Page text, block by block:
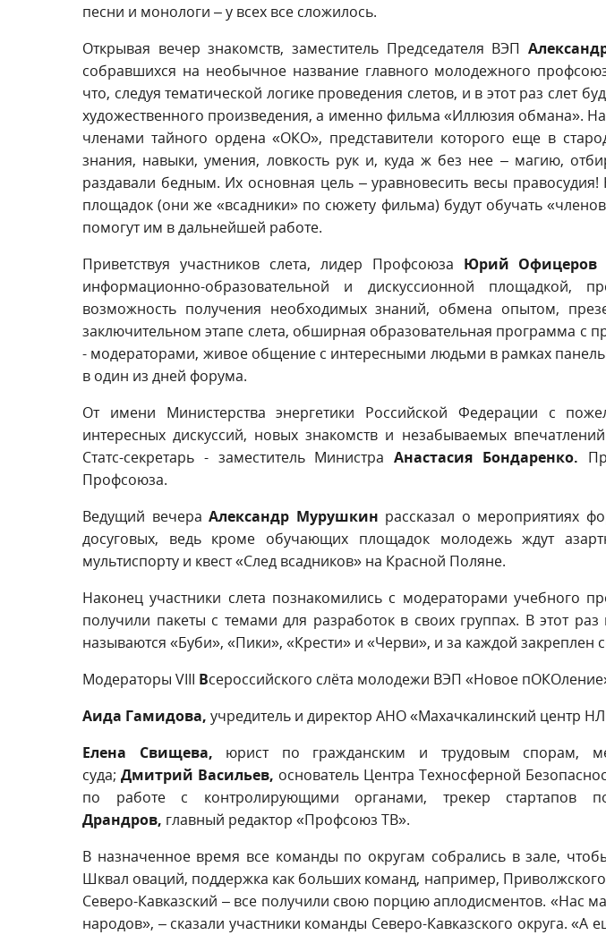
песни и монологи – у всех все сложилось.
Открывая вечер знакомств, заместитель Председателя ВЭП
собравшихся на необычное название главного молодежного
что, следуя тематической логике проведения слетов, и в этот раз слет
художественного произведения, а именно фильма «Иллюзия обмана». На
членами тайного ордена «ОКО», представители которого еще в
знания, навыки, умения, ловкость рук и, куда ж без нее – магию,
раздавали бедным. Их основная цель – уравновесить весы
площадок (они же «всадники» по сюжету фильма) будут обучать
помогут им в дальнейшей работе.
Приветствуя участников слета, лидер Профсоюза Юрий Офицеров
информационно-образовательной и дискуссионной площадкой,
возможность получения необходимых знаний, обмена опытом,
заключительном этапе слета, обширная образовательная программа с
- модераторами, живое общение с интересными людьми в рамках
в один из дней форума.
От имени Министерства энергетики Российской Федерации с
интересных дискуссий, новых знакомств и незабываемых
Статс-секретарь - заместитель МинистраАнастасия Бондаренко.
Профсоюза.
Ведущий вечераАлександр Мурушкин рассказал о мероприятиях
досуговых, ведь кроме обучающих площадок молодежь ждут
мультиспорту и квест «След всадников» на Красной Поляне.
Наконец участники слета познакомились с модераторами учебного
получили пакеты с темами для разработок в своих группах. В этот
называются «Буби», «Пики», «Крести» и «Черви», и за каждой закреплен
Модераторы VIII Всероссийского слёта молодежи ВЭП «Новое
Аида Гамидова, учредитель и директор АНО «Махачкалинский центр
Елена Свищева, юрист по гражданским и трудовым спорам,
суда; Дмитрий Васильев, основатель Центра Техносферной
по работе с контролирующими органами, трекер стартапов
Драндров, главный редактор «Профсоюз ТВ».
В назначенное время все команды по округам собрались в зале,
Шквал оваций, поддержка как больших команд, например, Приволжского
Северо-Кавказский – все получили свою порцию аплодисментов. «Нас
народов», – сказали участники команды Северо-Кавказского округа. «А